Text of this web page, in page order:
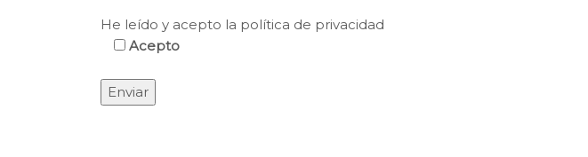
He leído y acepto la política de privacidad
Acepto